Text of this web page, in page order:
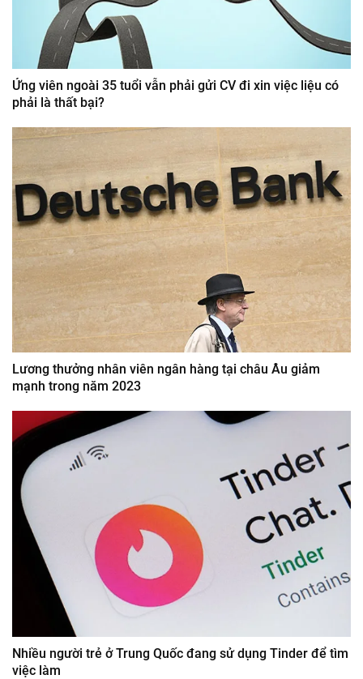
Ứng viên ngoài 35 tuổi vẫn phải gửi CV đi xin việc liệu có
phải là thất bại?
Lương thưởng nhân viên ngân hàng tại châu Âu giảm
mạnh trong năm 2023
Nhiều người trẻ ở Trung Quốc đang sử dụng Tinder để tìm
việc làm